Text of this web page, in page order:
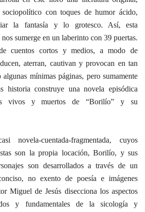
con toques de humor ácido,
la fantasía y lo grotesco. Así,
esta
nos sumerge en un laberinto con 39 puertas.
cuentos cortos y medios, a modo de
aterran, cautivan y provocan en tan
mínimas páginas, pero sumamente
historia construye una novela episódica
vivos y muertos de “Borilío” y su
novela-cuentada-fragmentada, cuyos
son la propia locación, Borilío, y sus
son desarrollados a través de un
no exento de poesía e imágenes
Miguel de Jesús disecciona los aspectos
y fundamentales de la sicología y